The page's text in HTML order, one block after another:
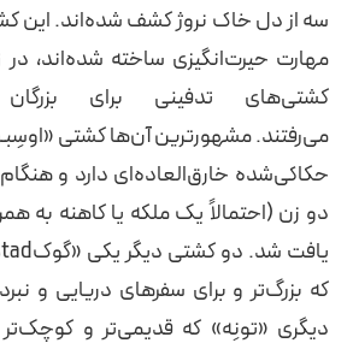
سه از دل خاک نروژ کشف شده‌اند. این
مهارت حیرت‌انگیزی ساخته شده‌اند،
کشتی‌های تدفینی برای
می‌رفتند. مشهورترین آن‌ها کشتی
حکاکی‌شده خارق‌العاده‌ای دارد و
دو زن (احتمالاً یک ملکه یا کاهنه به
که بزرگ‌تر و برای سفرهای دریایی و
دیگری «تونِه» که قدیمی‌تر و